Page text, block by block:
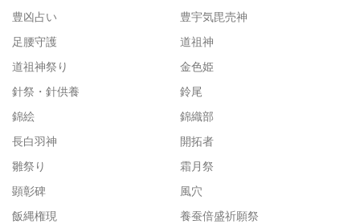
豊凶占い
豊宇気毘売神
足腰守護
道祖神
道祖神祭り
金色姫
針祭・針供養
鈴尾
錦絵
錦織部
長白羽神
開拓者
雛祭り
霜月祭
顕彰碑
風穴
飯縄権現
養蚕倍盛祈願祭